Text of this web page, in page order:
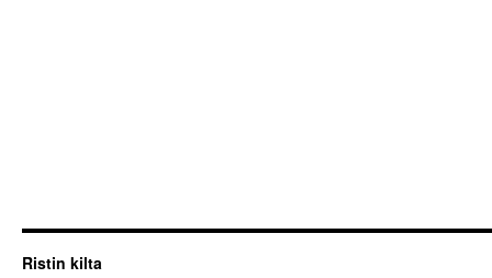
Ristin kilta